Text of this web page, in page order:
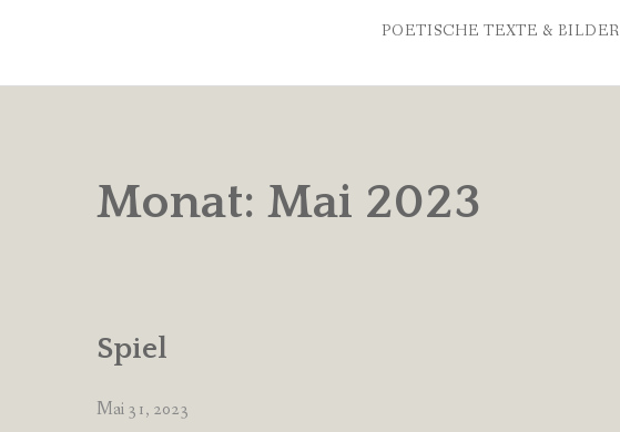
POETISCHE TEXTE & BILDER
Monat: Mai 2023
Spiel
Mai 31, 2023